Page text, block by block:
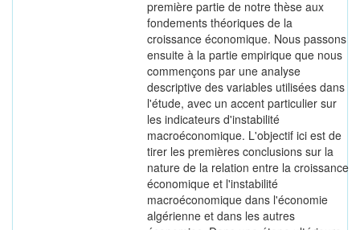
première partie de notre thèse aux
fondements théoriques de la
croissance économique. Nous passons
ensuite à la partie empirique que nous
commençons par une analyse
descriptive des variables utilisées dans
l'étude, avec un accent particulier sur
les indicateurs d'instabilité
macroéconomique. L'objectif ici est de
tirer les premières conclusions sur la
nature de la relation entre la croissance
économique et l'instabilité
macroéconomique dans l'économie
algérienne et dans les autres